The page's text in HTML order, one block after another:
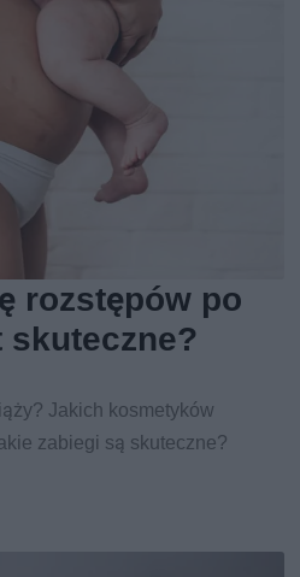
rozstępów po
skuteczne?
Jakich kosmetyków
zabiegi są skuteczne?